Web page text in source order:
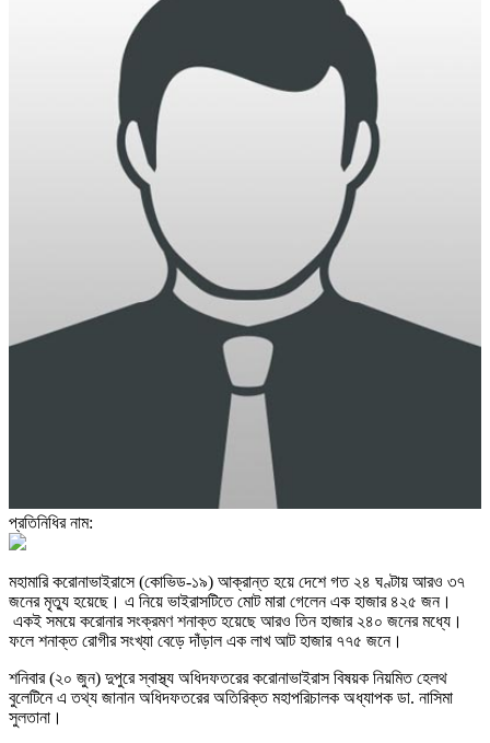
প্রতিনিধির নাম:
মহামারি করোনাভাইরাসে (কোভিড-১৯) আক্রান্ত হয়ে দেশে গত ২৪ ঘণ্টায় আরও ৩৭
জনের মৃত্যু হয়েছে। এ নিয়ে ভাইরাসটিতে মোট মারা গেলেন এক হাজার ৪২৫ জন।
একই সময়ে করোনার সংক্রমণ শনাক্ত হয়েছে আরও তিন হাজার ২৪০ জনের মধ্যে।
ফলে শনাক্ত রোগীর সংখ্যা বেড়ে দাঁড়াল এক লাখ আট হাজার ৭৭৫ জনে।
শনিবার (২০ জুন) দুপুরে স্বাস্থ্য অধিদফতরের করোনাভাইরাস বিষয়ক নিয়মিত হেলথ
বুলেটিনে এ তথ্য জানান অধিদফতরের অতিরিক্ত মহাপরিচালক অধ্যাপক ডা. নাসিমা
সুলতানা।